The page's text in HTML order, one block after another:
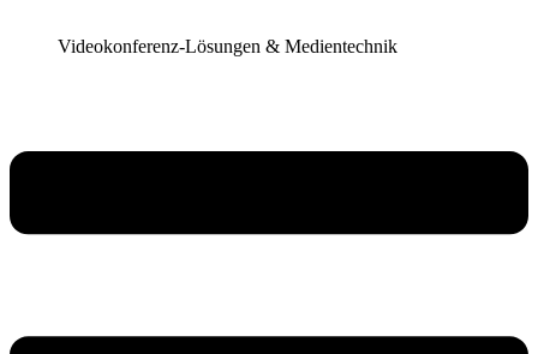
Videokonferenz-Lösungen & Medientechnik